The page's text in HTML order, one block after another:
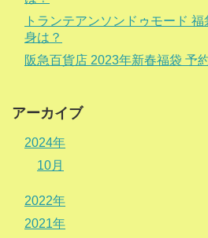
トランテアンソンドゥモード
身は？
阪急百貨店 2023年新春福袋 予
アーカイブ
2024年
10月
2022年
2021年